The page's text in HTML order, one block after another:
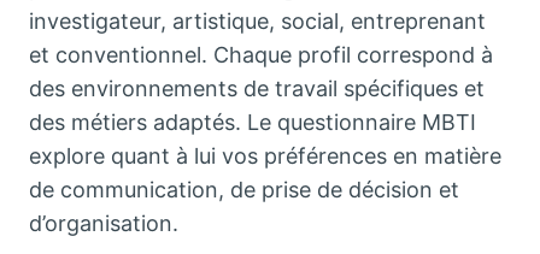
investigateur, artistique, social, entreprenant
et conventionnel. Chaque profil correspond à
des environnements de travail spécifiques et
des métiers adaptés. Le questionnaire MBTI
explore quant à lui vos préférences en matière
de communication, de prise de décision et
d’organisation.